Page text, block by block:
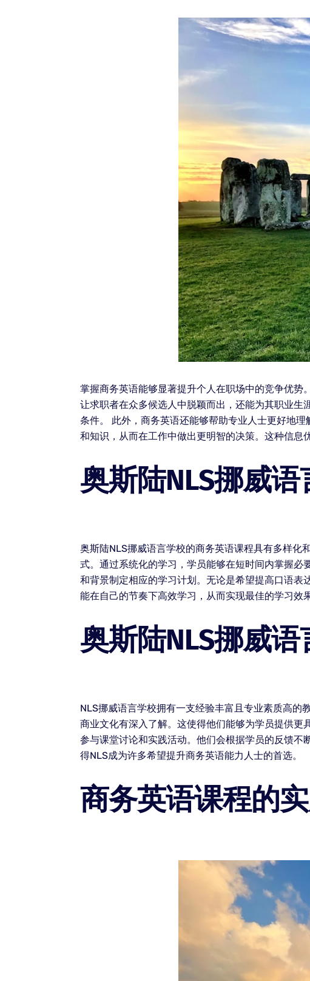
掌握商务英语能够显著提升个人在职场中的竞争优
让求职者在众多候选人中脱颖而出，还能为其职业
条件。 此外，商务英语还能够帮助专业人士更好地
和知识，从而在工作中做出更明智的决策。这种信息
奥斯陆NLS挪威
奥斯陆NLS挪威语言学校的商务英语课程具有多样化
式。通过系统化的学习，学员能够在短时间内掌握
和背景制定相应的学习计划。无论是希望提高口语
能在自己的节奏下高效学习，从而实现最佳的学习效果
奥斯陆NLS挪威
NLS挪威语言学校拥有一支经验丰富且专业素质高
商业文化有深入了解。这使得他们能够为学员提供
参与课堂讨论和实践活动。他们会根据学员的反馈
得NLS成为许多希望提升商务英语能力人士的首选。
商务英语课程的